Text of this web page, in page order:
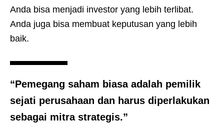
Anda bisa menjadi investor yang lebih terlibat.
Anda juga bisa membuat keputusan yang lebih
baik.
“Pemegang saham biasaadalah pemilik
sejati perusahaan dan harus diperlakukan
sebagai mitra strategis.”